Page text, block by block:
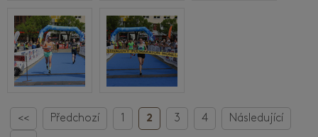
<< Předchozí 1 2 3 4
Následující